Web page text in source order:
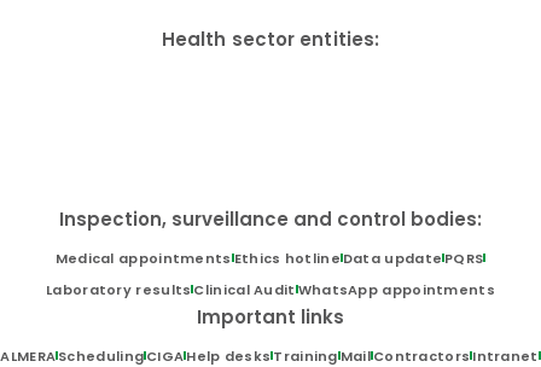
Health sector entities:
Inspection, surveillance and control bodies:
Medical appointments Ethics hotlineData updatePQRS
Laboratory resultsClinical Audit WhatsApp appointments
Important links
ALMERASchedulingCIGAHelp desksTrainingMailContractorsIntranet